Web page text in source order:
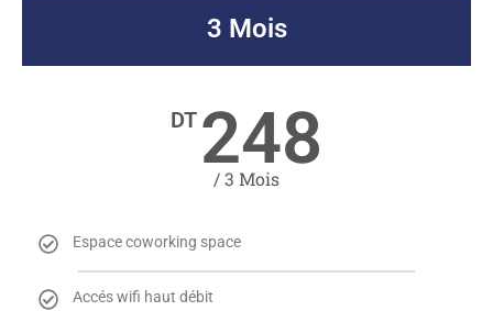
3 Mois
DT 248
/ 3 Mois
Espace coworking space
Accés wifi haut débit